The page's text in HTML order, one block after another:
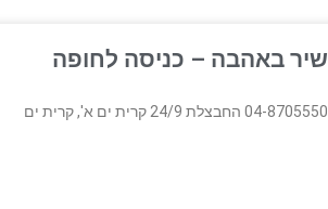
שיר באהבה – כניסה לחופה
04-8705550 החבצלת 24/9 קרית ים א', קרית ים